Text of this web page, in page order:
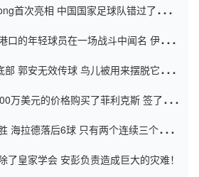
首次亮相 中国国家足球队错过了世界
口的年轻球员在一场战斗中闻名 伊万放
郭安无效传球 鸟儿被用来摆脱它
万美元的价格购买了菲利克斯 签了7年
海拉德落后6球 只有两个连续三个连续
了皇家学会 安彭负责造成巨大的灾难！